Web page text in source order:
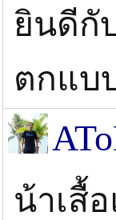
ยินดีกั
ตกแบ
น้าเสื้